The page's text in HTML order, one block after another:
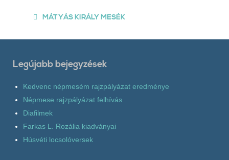
MÁTYÁS KIRÁLY MESÉK
Legújabb bejegyzések
Kedvenc népmesém rajzpályázat eredménye
Népmese rajzpályázat felhívás
Diafilmek
Farkas L. Rozália kiadványai
Húsvéti locsolóversek